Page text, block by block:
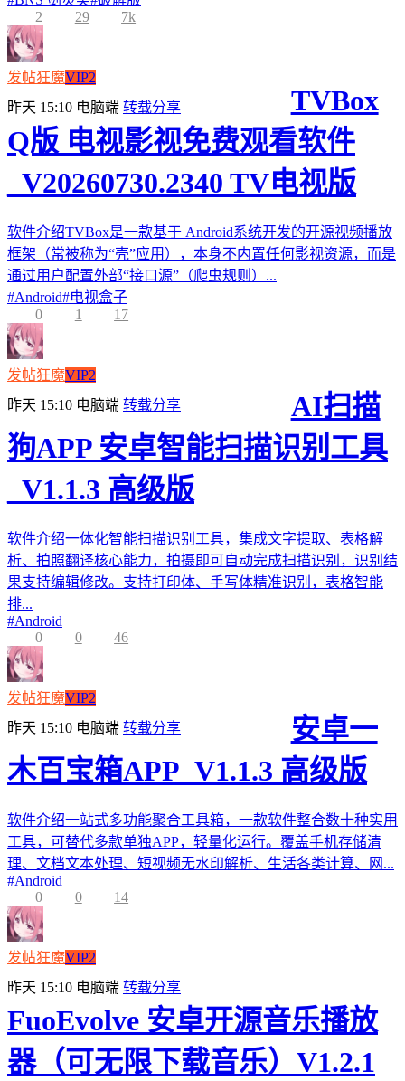
2
29 7k
发帖狂魔VIP2
昨天 15:10 电脑端 转载分享
TVBox
Q版 电视影视免费观看软件
_V20260730.2340 TV电视版
软件介绍TVBox是一款基于 Android系统开发的开源视频播放
框架（常被称为“壳”应用），本身不内置任何影视资源，而是
通过用户配置外部“接口源”（爬虫规则）...
#Android#电视盒子
0
1 17
发帖狂魔VIP2
昨天 15:10 电脑端 转载分享
AI扫描
狗APP 安卓智能扫描识别工具
_V1.1.3 高级版
软件介绍一体化智能扫描识别工具，集成文字提取、表格解
析、拍照翻译核心能力，拍摄即可自动完成扫描识别，识别结
果支持编辑修改。支持打印体、手写体精准识别，表格智能
排...
#Android
0
0 46
发帖狂魔VIP2
昨天 15:10 电脑端 转载分享
安卓一
木百宝箱APP_V1.1.3 高级版
软件介绍一站式多功能聚合工具箱，一款软件整合数十种实用
工具，可替代多款单独APP，轻量化运行。覆盖手机存储清
理、文档文本处理、短视频无水印解析、生活各类计算、网...
#Android
0
0 14
发帖狂魔VIP2
昨天 15:10 电脑端 转载分享
FuoEvolve 安卓开源音乐播放
器（可无限下载音乐）V1.2.1